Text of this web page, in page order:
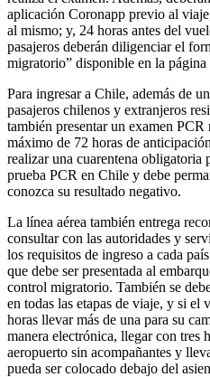
aplicación Coronapp previo al
al mismo; y, 24 horas antes del
pasajeros deberán diligenciar el
migratorio” disponible en la
Para ingresar a Chile, además de
pasajeros chilenos y extranjeros
también presentar un examen
máximo de 72 horas de
realizar una cuarentena obligatoria
prueba PCR en Chile y debe
conozca su resultado negativo.
La línea aérea también entrega
consultar con las autoridades y
los requisitos de ingreso a cada
que debe ser presentada al
control migratorio. También se
en todas las etapas de viaje, y si el
horas llevar más de una para su
manera electrónica, llegar con tres
aeropuerto sin acompañantes y
pueda ser colocado debajo del